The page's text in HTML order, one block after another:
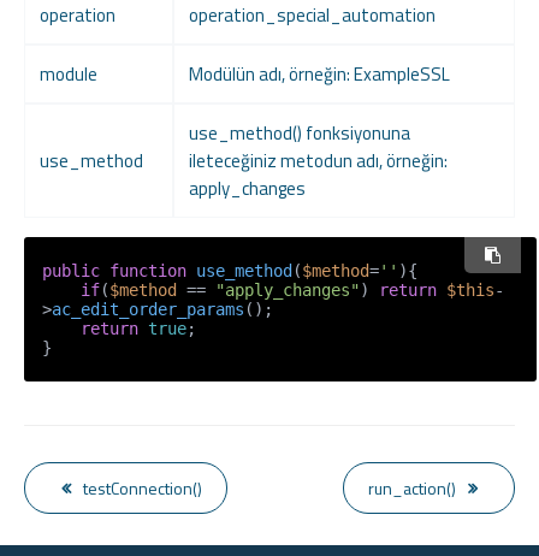
operation operation_special_automation
module Modülün adı, örneğin: ExampleSSL
use_method
use_method() fonksiyonuna
ileteceğiniz metodun adı, örneğin:
apply_changes
public function use_method ($method='' ){
if($method == "apply_changes") return $this-
>ac_edit_order_params ();
return true;
testConnection() run_action()